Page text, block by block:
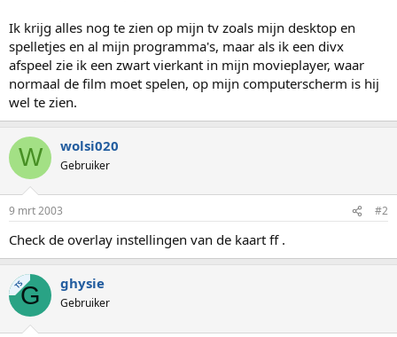
Ik krijg alles nog te zien op mijn tv zoals mijn desktop en
spelletjes en al mijn programma's, maar als ik een divx
afspeel zie ik een zwart vierkant in mijn movieplayer, waar
normaal de film moet spelen, op mijn computerscherm is hij
wel te zien.
W wolsi020
Gebruiker
9 mrt 2003 #2
Check de overlay instellingen van de kaart ff .
TSG ghysie
Gebruiker